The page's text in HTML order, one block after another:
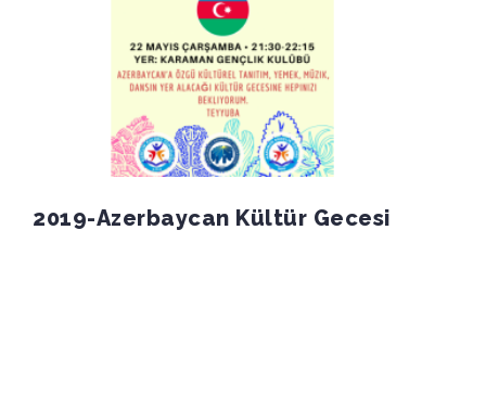
2019-Azerbaycan Kültür Gecesi